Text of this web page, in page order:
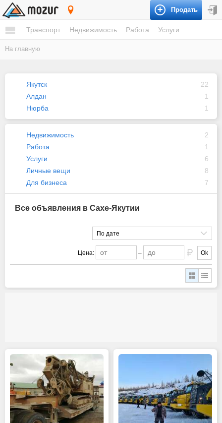
Продать
Транспорт Недвижимость Работа Услуги
На главную
Якутск
22
Алдан
1
Нюрба
1
Недвижимость
2
Работа
1
Услуги
6
Личные вещи
8
Для бизнеса
7
Все объявления в Сахе-Якутии
По дате
Цена: – Ok